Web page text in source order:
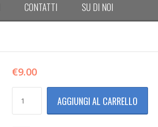
CONTATTI SU DI NOI
€9.00
ELETTRONICA
AGGIUNGI AL CARRELLO